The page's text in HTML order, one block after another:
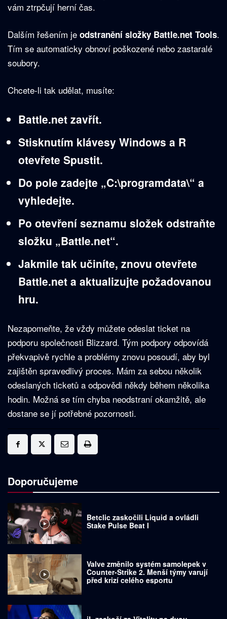
vám ztrpčují herní čas.
Dalším řešením je odstranění složky Battle.net Tools.
Tím se automaticky obnoví poškozené nebo zastaralé
soubory.
Chcete-li tak udělat, musíte:
Battle.net zavřít.
Stisknutím klávesy Windows a R
otevřete Spustit.
Do pole zadejte „C:\programdata\“ a
vyhledejte.
Po otevření seznamu složek odstraňte
složku „Battle.net“.
Jakmile tak učiníte, znovu otevřete
Battle.net a aktualizujte požadovanou
hru.
Nezapomeňte, že vždy můžete odeslat ticket na
podporu společnosti Blizzard. Tým podpory odpovídá
překvapivě rychle a problémy znovu posoudí, aby byl
zajištěn spravedlivý proces. Mám za sebou několik
odeslaných ticketů a odpovědi někdy během několika
hodin. Možná se tím chyba neodstraní okamžitě, ale
dostane se jí potřebné pozornosti.
Doporučujeme
Betclic zaskočili Liquid a ovládli
Stake Pulse Beat I
Valve změnilo systém samolepek v
Counter-Strike 2. Menší týmy varují
před krizí celého esportu